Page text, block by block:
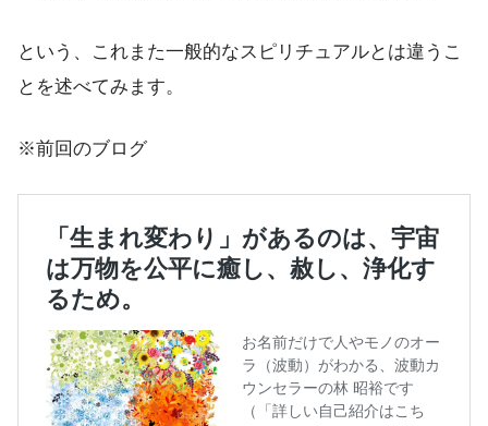
という、これまた一般的なスピリチュアルとは違うこ
とを述べてみます。
※前回のブログ